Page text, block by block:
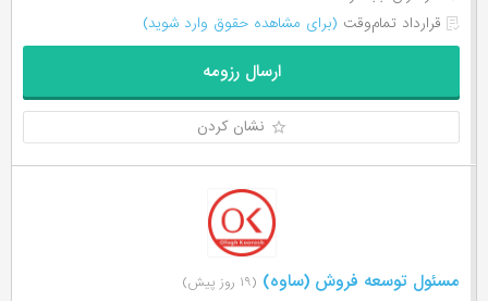
قرارداد تمام‌وقت (برای مشاهده حقوق وارد شوید)
ارسال رزومه
نشان کردن
مسئول توسعه فروش (ساوه) (۱۹ روز پیش)